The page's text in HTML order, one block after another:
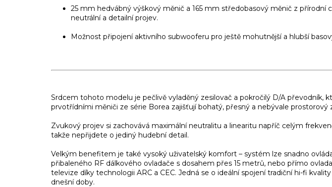
25 mm hedvábný výškový měnič a 165 mm středobasový měnič z přírodní
neutrální a detailní projev.
Možnost připojení aktivního subwooferu pro ještě mohutnější a hlubší
Srdcem tohoto modelu je pečlivě vyladěný zesilovač a pokročilý D/A převodník,
prvotřídními měniči ze série Borea zajišťují bohatý, přesný a nebývale prostorový
Zvukový projev si zachovává maximální neutralitu a linearitu napříč celým
takže nepřijdete o jediný hudební detail.
Velkým benefitem je také vysoký uživatelský komfort – systém lze snadno
přibaleného RF dálkového ovladače s dosahem přes 15 metrů, nebo přímo
televize díky technologii ARC a CEC. Jedná se o ideální spojení tradiční hi-fi
dnešní doby.